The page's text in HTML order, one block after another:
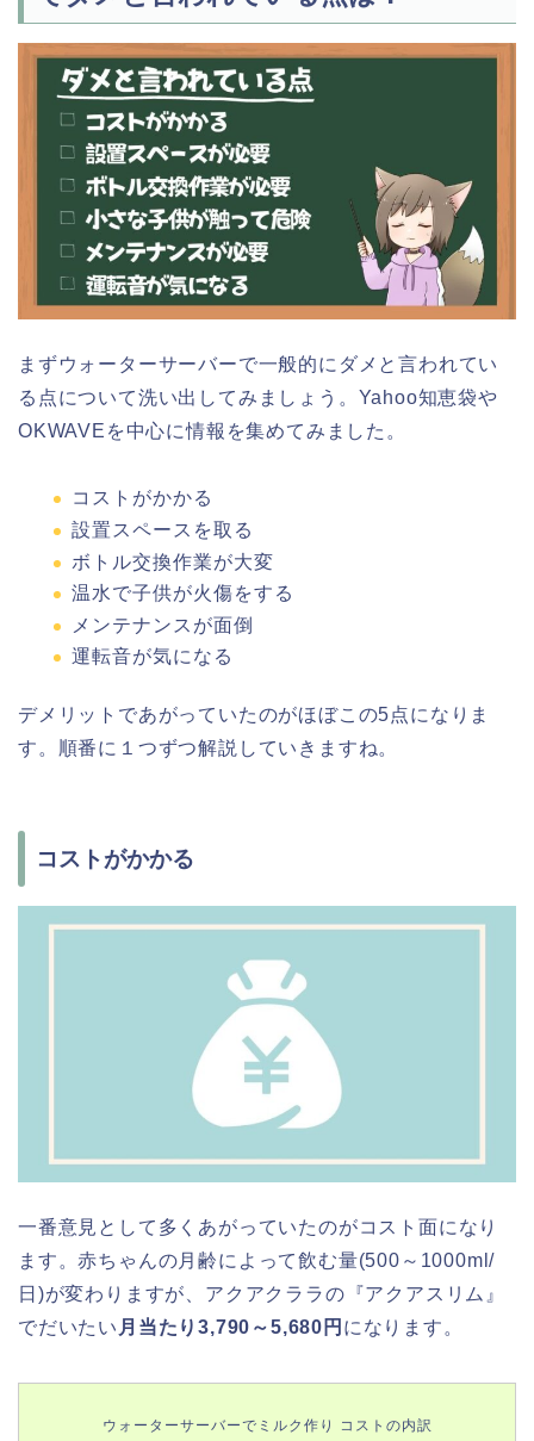
まずウォーターサーバーで一般的にダメと言われてい
る点について洗い出してみましょう。Yahoo知恵袋や
OKWAVEを中心に情報を集めてみました。
コストがかかる
設置スペースを取る
ボトル交換作業が大変
温水で子供が火傷をする
メンテナンスが面倒
運転音が気になる
デメリットであがっていたのがほぼこの5点になりま
す。順番に１つずつ解説していきますね。
コストがかかる
一番意見として多くあがっていたのがコスト面になり
ます。赤ちゃんの月齢によって飲む量(500～1000ml/
日)が変わりますが、アクアクララの『アクアスリム』
でだいたい 月当たり3,790～5,680円 になります。
ウォーターサーバーでミルク作り コストの内訳